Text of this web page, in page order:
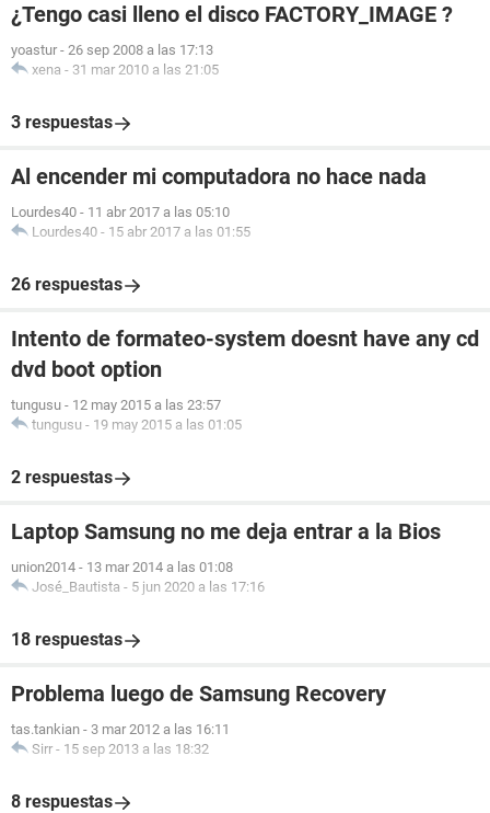
¿Tengo casi lleno el disco FACTORY_IMAGE ?
yoastur - 26 sep 2008 a las 17:13
xena - 31 mar 2010 a las 21:05
3 respuestas
Al encender mi computadora no hace nada
Lourdes40 - 11 abr 2017 a las 05:10
Lourdes40 - 15 abr 2017 a las 01:55
26 respuestas
Intento de formateo-system doesnt have any cd
dvd boot option
tungusu - 12 may 2015 a las 23:57
tungusu - 19 may 2015 a las 01:05
2 respuestas
Laptop Samsung no me deja entrar a la Bios
union2014 - 13 mar 2014 a las 01:08
José_Bautista - 5 jun 2020 a las 17:16
18 respuestas
Problema luego de Samsung Recovery
tas.tankian - 3 mar 2012 a las 16:11
Sirr - 15 sep 2013 a las 18:32
8 respuestas